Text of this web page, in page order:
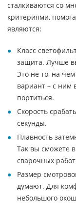
сталкиваются со
критериями,
являются:
Класс
защита. Лучше
Это не то, на
вариант – с ним
портиться.
Скорость
секунды.
Плавность
Так вы сможете
сварочных
Размер
думают. Для
небольшого